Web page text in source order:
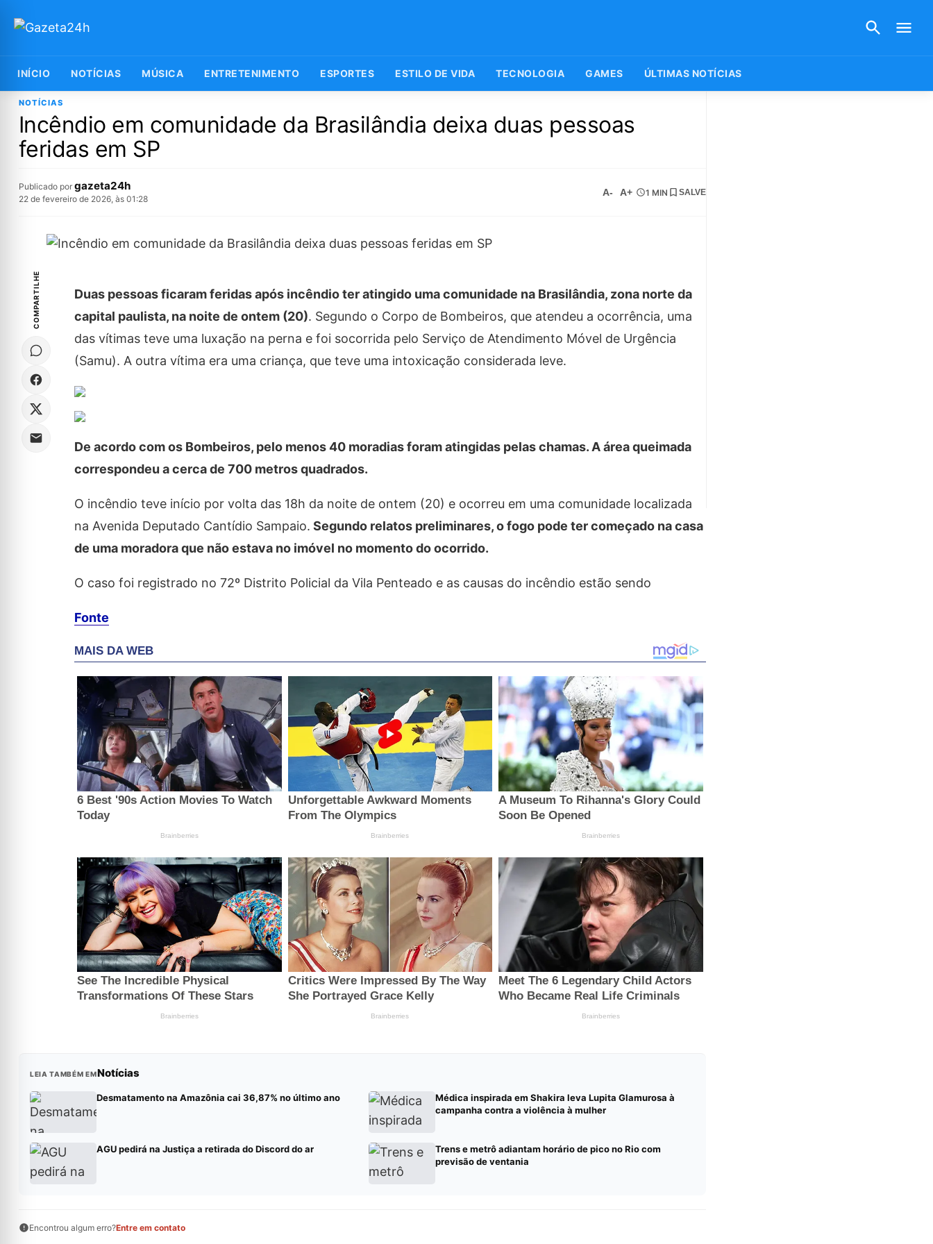
INÍCIO NOTÍCIAS MÚSICA ENTRETENIMENTO ESPORTES ESTILO DE VIDA TECNOLOGIA GAMES ÚLTIMAS NOTÍCIAS
NOTÍCIAS
Incêndio em comunidade da Brasilândia deixa duas pessoas
feridas em SP
Publicado por gazeta24h
22 de fevereiro de 2026, às 01:28
A- A+ 1 MIN SALVE
COMPARTILHE
Duas pessoas ficaram feridas após incêndio ter atingido uma comunidade na Brasilândia, zona norte da
capital paulista, na noite de ontem (20). Segundo o Corpo de Bombeiros, que atendeu a ocorrência, uma
das vítimas teve uma luxação na perna e foi socorrida pelo Serviço de Atendimento Móvel de Urgência
(Samu). A outra vítima era uma criança, que teve uma intoxicação considerada leve.
De acordo com os Bombeiros, pelo menos 40 moradias foram atingidas pelas chamas. A área queimada
correspondeu a cerca de 700 metros quadrados.
O incêndio teve início por volta das 18h da noite de ontem (20) e ocorreu em uma comunidade localizada
na Avenida Deputado Cantídio Sampaio. Segundo relatos preliminares, o fogo pode ter começado na casa
de uma moradora que não estava no imóvel no momento do ocorrido.
O caso foi registrado no 72º Distrito Policial da Vila Penteado e as causas do incêndio estão sendo
Fonte
LEIA TAMBÉM EMNotícias
Desmatamento na Amazônia cai 36,87% no último ano
Médica inspirada em Shakira leva Lupita Glamurosa à
campanha contra a violência à mulher
AGU pedirá na Justiça a retirada do Discord do ar
Trens e metrô adiantam horário de pico no Rio com
previsão de ventania
Encontrou algum erro?Entre em contato